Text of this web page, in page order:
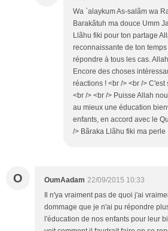
Wa `alaykum As-salãm wa
Barakãtuh ma douce Umm
Llãhu fiki pour ton partage
reconnaissante de ton
répondre à tous les cas.
Encore des choses
réactions ! <br /> <br />
<br /> <br /> Puisse Allah
au mieux une éducation
enfants, en accord avec le
/> Bãraka Llãhu fiki ma perle
O OumAadam 22/09/2015 10:33
Il n'ya vraiment pas de quoi j'ai
dommage que je n'ai pu répondre
l'éducation de nos enfants pour leur